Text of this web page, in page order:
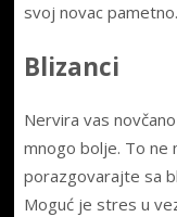
svoj novac pametno.
Blizanci
Nervira vas
mnogo bolje. To ne
porazgovarajte sa
Moguć je stres u